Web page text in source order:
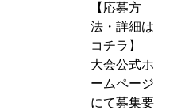
【応募方
法・詳細は
コチラ】
大会公式ホ
ームページ
にて募集要